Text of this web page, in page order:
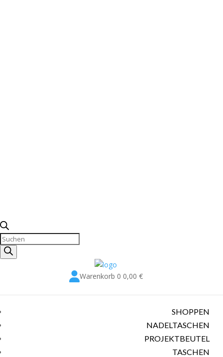
Produkte
suchen
Warenkorb 0 0,00 €
SHOPPEN
NADELTASCHEN
PROJEKTBEUTEL
TASCHEN